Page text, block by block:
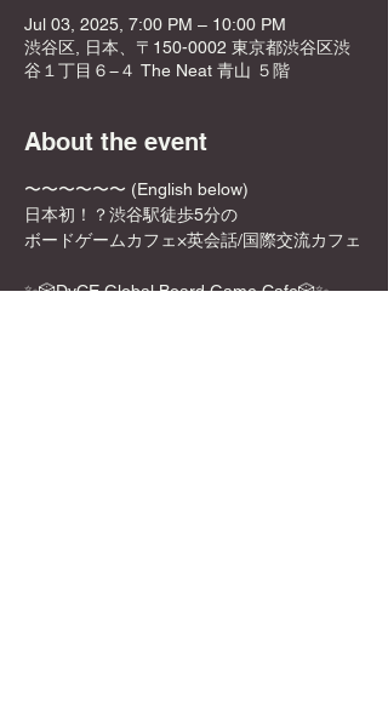
Jul 03, 2025, 7:00 PM – 10:00 PM
渋谷区, 日本、〒150-0002 東京都渋谷区渋
谷１丁目６−４ The Neat 青山 ５階
About the event
〜〜〜〜〜〜 (English below)
日本初！？渋谷駅徒歩5分の
ボードゲームカフェ×英会話/国際交流カフェ
✨🎲DyCE Global Board Game Cafe🎲✨